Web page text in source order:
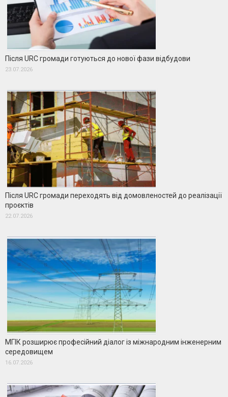
Після URC громади готуються до нової фази відбудови
23.07.2026
Після URC громади переходять від домовленостей до реалізації
проєктів
22.07.2026
МГІК розширює професійний діалог із міжнародним інженерним
середовищем
16.07.2026